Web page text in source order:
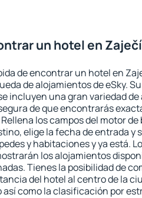
un hotel en
de encontrar un hotel en
de alojamientos de eSky.
incluyen una gran variedad
de que encontrarás
los campos del motor de
elige la fecha de entrada y
y habitaciones y ya está.
los alojamientos
Tienes la posibilidad de
del hotel al centro de la
así como la clasificación por